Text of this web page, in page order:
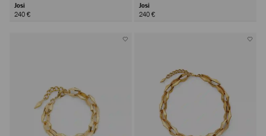
Josi
240 €
Josi
240 €